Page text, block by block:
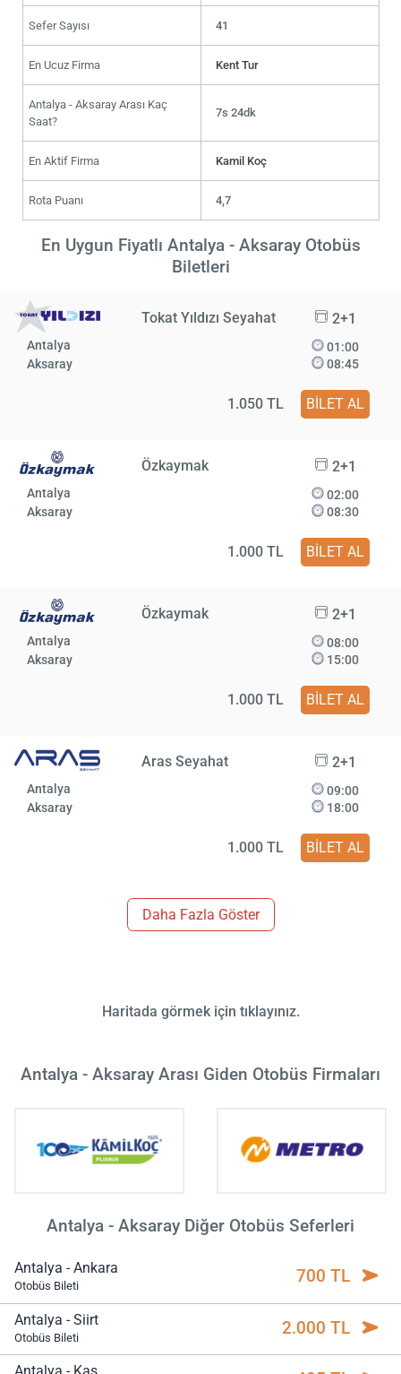
Sefer Sayısı 41
En Ucuz Firma Kent Tur
Antalya - Aksaray Arası Kaç
Saat?
7s 24dk
En Aktif Firma Kamil Koç
Rota Puanı 4,7
En Uygun Fiyatlı Antalya - Aksaray Otobüs
Biletleri
Tokat Yıldızı Seyahat 2+1
Antalya
Aksaray
01:00
08:45
1.050 TL BİLET AL
Özkaymak 2+1
Antalya
Aksaray
02:00
08:30
1.000 TL BİLET AL
Özkaymak 2+1
Antalya
Aksaray
08:00
15:00
1.000 TL BİLET AL
Aras Seyahat 2+1
Antalya
Aksaray
09:00
18:00
1.000 TL BİLET AL
Daha Fazla Göster
Haritada görmek için tıklayınız.
Antalya - Aksaray Arası Giden Otobüs Firmaları
Antalya - Aksaray Diğer Otobüs Seferleri
Antalya - Ankara
Otobüs Bileti 700 TL
Antalya - Siirt
Otobüs Bileti 2.000 TL